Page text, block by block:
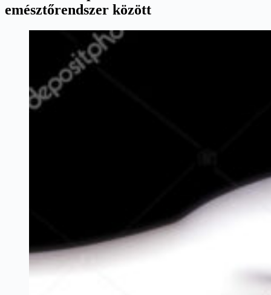
emésztőrendszer között